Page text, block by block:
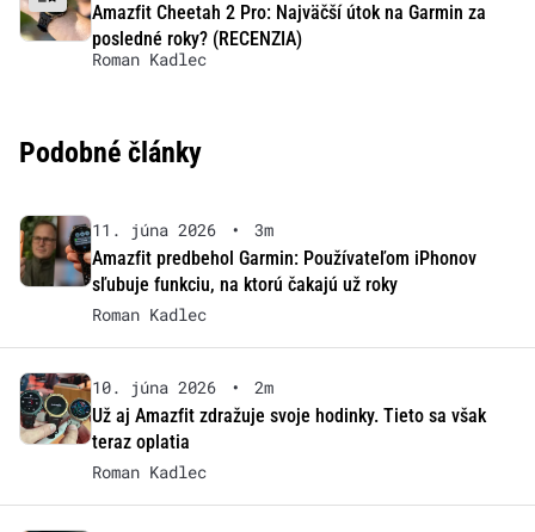
Amazfit Cheetah 2 Pro: Najväčší útok na Garmin za
posledné roky? (RECENZIA)
Roman Kadlec
Podobné články
11. júna 2026 •
3m
Amazfit predbehol Garmin: Používateľom iPhonov
sľubuje funkciu, na ktorú čakajú už roky
Roman Kadlec
10. júna 2026 •
2m
Už aj Amazfit zdražuje svoje hodinky. Tieto sa však
teraz oplatia
Roman Kadlec